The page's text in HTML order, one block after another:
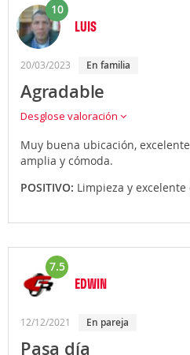
10
LUIS
20/03/2023 en familia
Agradable
Desglose valoración
Muy buena ubicación,
amplia y cómoda.
POSITIVO: Limpieza y excelente
7.5
EDWIN
12/12/2021 en pareja
Pasa día